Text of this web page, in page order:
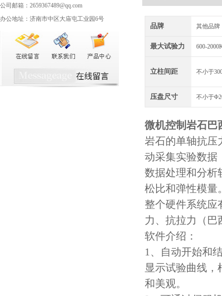
公司邮箱：2659367489@qq.com
办公地址：济南市中区大庙屯工业园6号
品牌 其他品牌
最大试验力 600-
立柱间距 不小于
压盘尺寸 不小于
微机控制岩石巴
岩石的单轴抗压
动采集实验数据
数据处理和分析
松比和弹性模量
整个硬件系统应
力、抗拉力（巴
软件介绍：
1、自动开始和
显示试验曲线
和美观。